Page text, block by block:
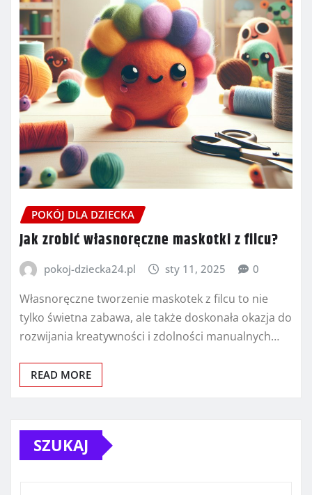
POKÓJ DLA DZIECKA
Jak zrobić własnoręczne maskotki z filcu?
pokoj-dziecka24.pl sty 11, 2025 0
Własnoręczne tworzenie maskotek z filcu to nie
tylko świetna zabawa, ale także doskonała okazja do
rozwijania kreatywności i zdolności manualnych…
READ MORE
SZUKAJ